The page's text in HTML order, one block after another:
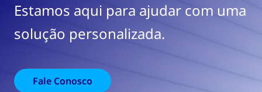
Estamos aqui para ajudar com uma
solução personalizada.
Fale Conosco